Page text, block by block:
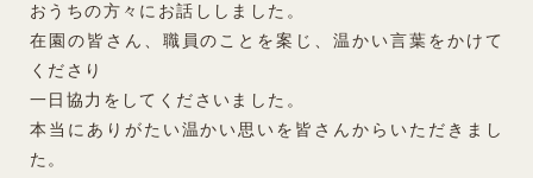
おうちの方々にお話ししました。
在園の皆さん、職員のことを案じ、温かい言葉をかけて
くださり
一日協力をしてくださいました。
本当にありがたい温かい思いを皆さんからいただきまし
た。